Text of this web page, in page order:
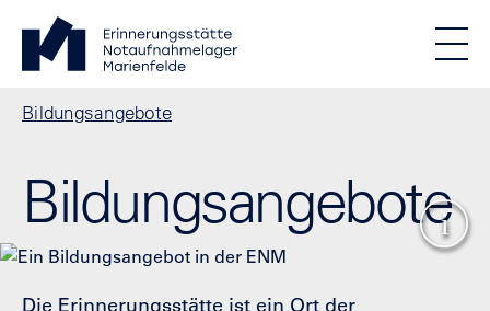
Direkt zum Inhalt
Standortmenu
Show locations
STIFTUNG BERLINER MAUER
Alle Standorte
Erinnerungsstätte Notaufnahmelager Marienfelde
Pfadnavigation
Bildungsangebote
Bildungsangebote
Die Erinnerungsstätte ist ein Ort der